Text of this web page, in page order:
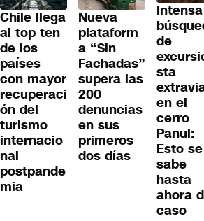
Chile llega
al top ten
de los
países
con mayor
recuperaci
ón del
turismo
internacio
nal
postpande
mia
Nueva
plataform
a “Sin
Fachadas”
supera las
200
denuncias
en sus
primeros
dos días
Intensa
de
sta
en el
cerro
Panul:
Esto se
sabe
hasta
ahora
caso